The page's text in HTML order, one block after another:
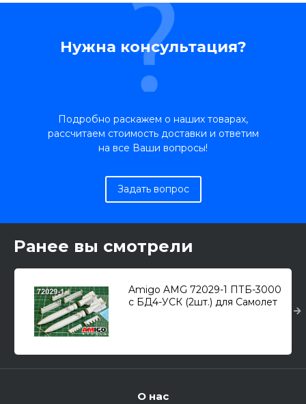
Нужна консультация?
Подробно раскажем о наших товарах,
рассчитаем стоимость доставки и ответим
на все Ваши вопросы!
Задать вопрос
Ранее вы смотрели
Amigo AMG 72029-1 ПТБ-3000
с БД4-УСК (2шт.) для Самолет
О нас